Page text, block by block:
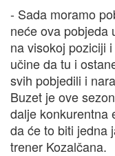
- Sada moramo
neće ova pobjeda
na visokoj poziciji
učine da tu i
svih pobjedili i
Buzet je ove
dalje konkurentna
da će to biti jedna
trener Kozalčana.